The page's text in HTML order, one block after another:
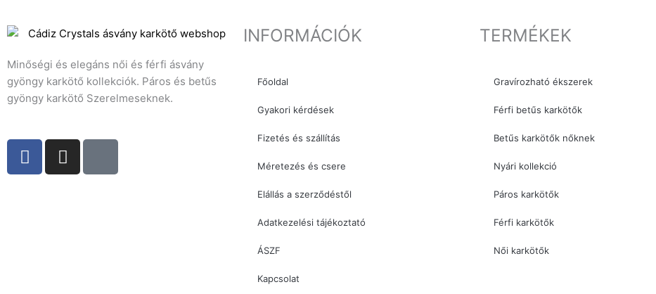
Minőségi és elegáns női és férfi ásvány
gyöngy karkötő kollekciók. Páros és betűs
gyöngy karkötő Szerelmeseknek.
F
a
I
n
INFORMÁCIÓK
Főoldal
Gyakori kérdések
Fizetés és szállítás
Méretezés és csere
Elállás a szerződéstől
Adatkezelési tájékoztató
ÁSZF
Kapcsolat
TERMÉKEK
Gravírozható ékszerek
Férfi betűs karkötők
Betűs karkötők nőknek
Nyári kollekció
Páros karkötők
Férfi karkötők
Női karkötők